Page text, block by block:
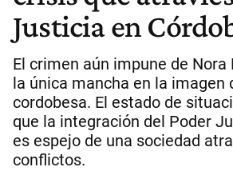
Justicia en
El crimen aún impune de Nora
la única mancha en la imagen
cordobesa. El estado de
que la integración del Poder
es espejo de una sociedad
conflictos.